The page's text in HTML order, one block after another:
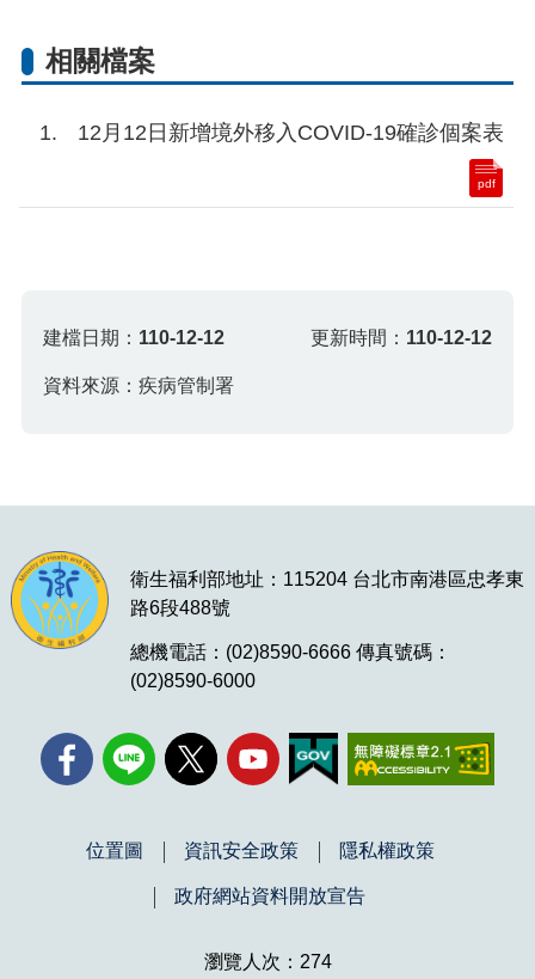
相關檔案
12月12日新增境外移入COVID-19確診個案表
pdf
建檔日期： 110-12-12 更新時間： 110-12-12
資料來源：疾病管制署
衛生福利部地址：115204 台北市南港區忠孝東
路6段488號
總機電話：(02)8590-6666 傳真號碼：
(02)8590-6000
位置圖 資訊安全政策 隱私權政策
政府網站資料開放宣告
瀏覽人次：274